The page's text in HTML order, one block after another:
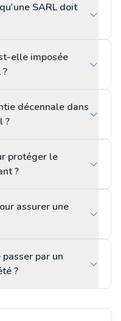
SARL doit
elle imposée
décennale dans
?
protéger le
?
assurer une
par un
?